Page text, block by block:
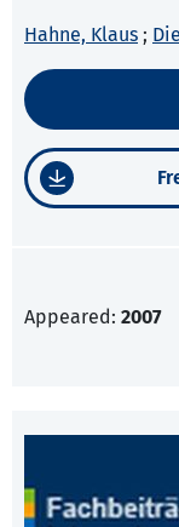
Hahne, Klaus ;
Appeared: 2007